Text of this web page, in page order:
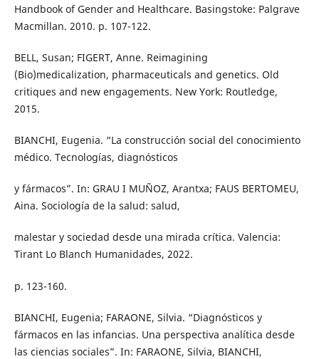
Handbook of Gender and Healthcare. Basingstoke: Palgrave
Macmillan. 2010. p. 107-122.
BELL, Susan; FIGERT, Anne. Reimagining
(Bio)medicalization, pharmaceuticals and genetics. Old
critiques and new engagements. New York: Routledge,
2015.
BIANCHI, Eugenia. “La construcción social del conocimiento
médico. Tecnologías, diagnósticos
y fármacos”. In: GRAU I MUÑOZ, Arantxa; FAUS BERTOMEU,
Aina. Sociología de la salud: salud,
malestar y sociedad desde una mirada crítica. Valencia:
Tirant Lo Blanch Humanidades, 2022.
p. 123-160.
BIANCHI, Eugenia; FARAONE, Silvia. “Diagnósticos y
fármacos en las infancias. Una perspectiva analítica desde
las ciencias sociales”. In: FARAONE, Silvia, BIANCHI,